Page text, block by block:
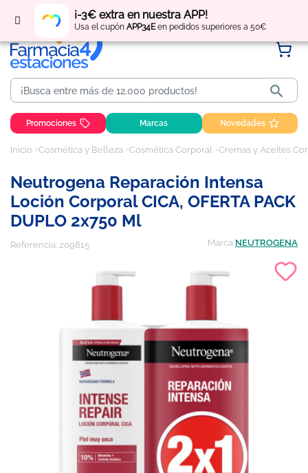
¡-3€ extra en nuestra APP!
Usa el cupón APP34Een pedidos superiores a 50€
Regístratey obtén puntos por tus compras

Promociones Marcas Novedades
Inicio Cosmética y Belleza Cosmética Corporal Cremas y Aceites
Neutrogena Reparación Intensa
Loción Corporal CICA, OFERTA PACK
DUPLO 2x750 Ml
Referencia: 209815 Marca NEUTROGENA